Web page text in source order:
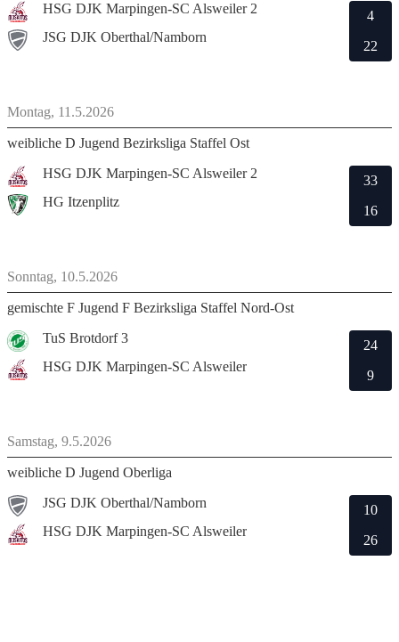
HSG DJK Marpingen-SC Alsweiler 2
JSG DJK Oberthal/Namborn
4
22
Montag, 11.5.2026
weibliche D Jugend Bezirksliga Staffel Ost
HSG DJK Marpingen-SC Alsweiler 2
HG Itzenplitz
33
16
Sonntag, 10.5.2026
gemischte F Jugend F Bezirksliga Staffel Nord-Ost
TuS Brotdorf 3
HSG DJK Marpingen-SC Alsweiler
24
9
Samstag, 9.5.2026
weibliche D Jugend Oberliga
JSG DJK Oberthal/Namborn
HSG DJK Marpingen-SC Alsweiler
10
26